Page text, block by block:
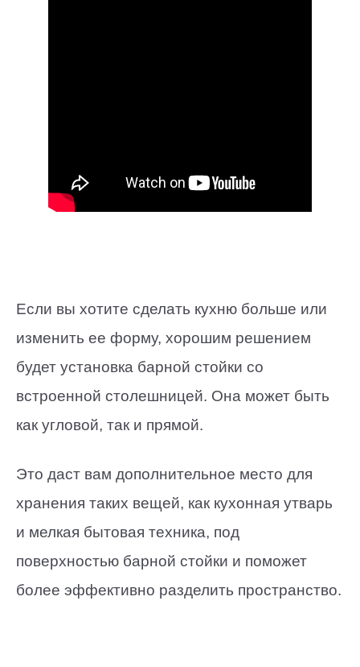
Если вы хотите сделать кухню больше или
изменить ее форму, хорошим решением
будет установка барной стойки со
встроенной столешницей. Она может быть
как угловой, так и прямой.
Это даст вам дополнительное место для
хранения таких вещей, как кухонная утварь
и мелкая бытовая техника, под
поверхностью барной стойки и поможет
более эффективно разделить пространство.